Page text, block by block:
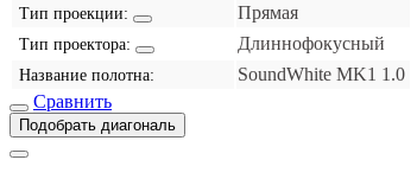
Тип проекции: Прямая
Тип проектора: Длиннофокусный
Название полотна:
SoundWhite MK1 1.0
Сравнить
Подобрать диагональ